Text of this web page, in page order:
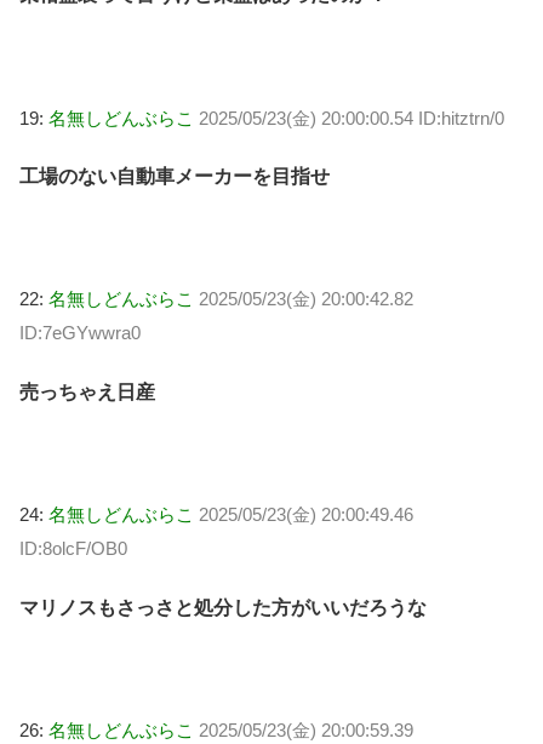
19: 名無しどんぶらこ 2025/05/23(金) 20:00:00.54 ID:hitztrn/0
工場のない自動車メーカーを目指せ
22: 名無しどんぶらこ 2025/05/23(金) 20:00:42.82
ID:7eGYwwra0
売っちゃえ日産
24: 名無しどんぶらこ 2025/05/23(金) 20:00:49.46
ID:8olcF/OB0
マリノスもさっさと処分した方がいいだろうな
26: 名無しどんぶらこ 2025/05/23(金) 20:00:59.39